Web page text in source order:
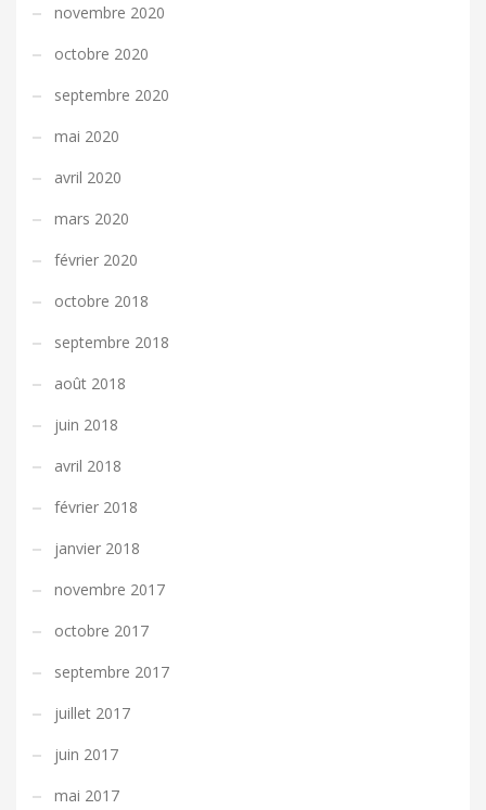
novembre 2020
octobre 2020
septembre 2020
mai 2020
avril 2020
mars 2020
février 2020
octobre 2018
septembre 2018
août 2018
juin 2018
avril 2018
février 2018
janvier 2018
novembre 2017
octobre 2017
septembre 2017
juillet 2017
juin 2017
mai 2017